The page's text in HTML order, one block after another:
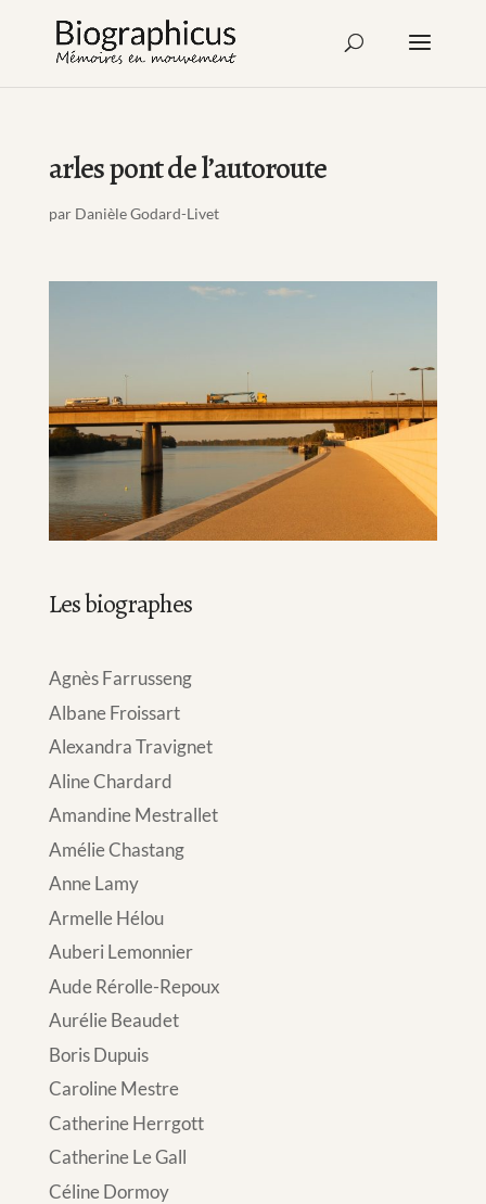
arles pont de l’autoroute
par Danièle Godard-Livet
Les biographes
Agnès Farrusseng
Albane Froissart
Alexandra Travignet
Aline Chardard
Amandine Mestrallet
Amélie Chastang
Anne Lamy
Armelle Hélou
Auberi Lemonnier
Aude Rérolle-Repoux
Aurélie Beaudet
Boris Dupuis
Caroline Mestre
Catherine Herrgott
Catherine Le Gall
Céline Dormoy